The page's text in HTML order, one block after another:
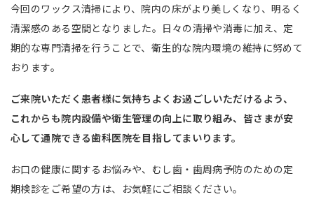
今回のワックス清掃により、院内の床がより美しくなり、明るく
清潔感のある空間となりました。日々の清掃や消毒に加え、定
期的な専門清掃を行うことで、衛生的な院内環境の維持に努めて
おります。
ご来院いただく患者様に気持ちよくお過ごしいただけるよう、
これからも院内設備や衛生管理の向上に取り組み、皆さまが安
心して通院できる歯科医院を目指してまいります。
お口の健康に関するお悩みや、むし歯・歯周病予防のための定
期検診をご希望の方は、お気軽にご相談ください。